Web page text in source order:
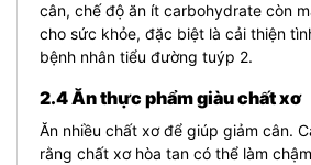
cân, chế độ ăn ít carbohydrate còn
cho sức khỏe, đặc biệt là cải thiện
bệnh nhân tiểu đường tuýp 2.
2.4 Ăn thực phẩm giàu chất xơ
Ăn nhiều chất xơ để giúp giảm cân.
rằng chất xơ hòa tan có thể làm